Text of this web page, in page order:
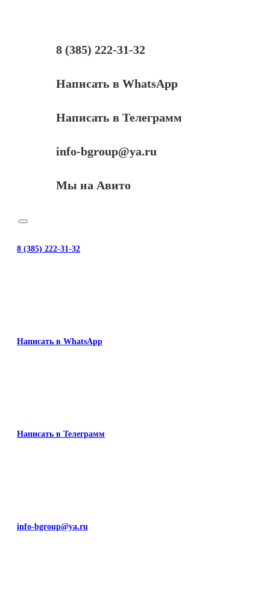
8 (385) 222-31-32
Написать в WhatsApp
Написать в Телеграмм
info-bgroup@ya.ru
Мы на Авито
8 (385) 222-31-32
Написать в WhatsApp
Написать в Телеграмм
info-bgroup@ya.ru